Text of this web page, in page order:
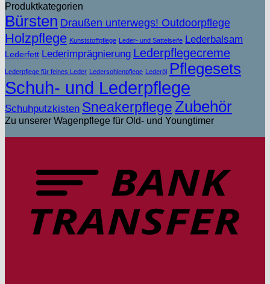
Produktkategorien
Bürsten Draußen unterwegs! Outdoorpflege
Holzpflege Kunststoffpflege Leder- und Sattelseife Lederbalsam
Lederfett Lederimprägnierung Lederpflegecreme
Lederpflege für feines Leder Ledersohlenpflege Lederöl Pflegesets
Schuh- und Lederpflege
Schuhputzkisten Sneakerpflege Zubehör
Zu unserer Wagenpflege für Old- und Youngtimer